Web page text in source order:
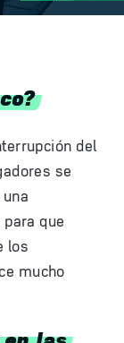
del
se
que
los
mucho